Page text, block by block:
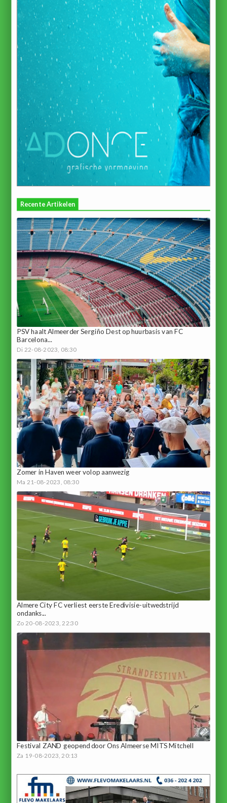
Recente Artikelen
PSV haalt Almeerder Sergiño Dest op huurbasis van FC
Barcelona...
Di 22-08-2023, 08:30
Zomer in Haven weer volop aanwezig
Ma 21-08-2023, 08:30
Almere City FC verliest eerste Eredivisie-uitwedstrijd
ondanks...
Zo 20-08-2023, 22:30
Festival ZAND geopend door Ons Almeerse MITS Mitchell
Za 19-08-2023, 20:13